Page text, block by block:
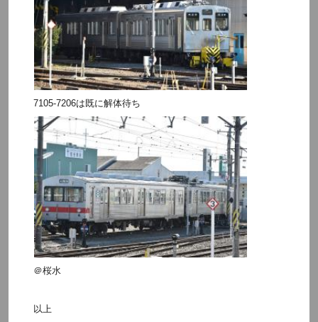
7105-7206は既に解体待ち
＠桜水
以上